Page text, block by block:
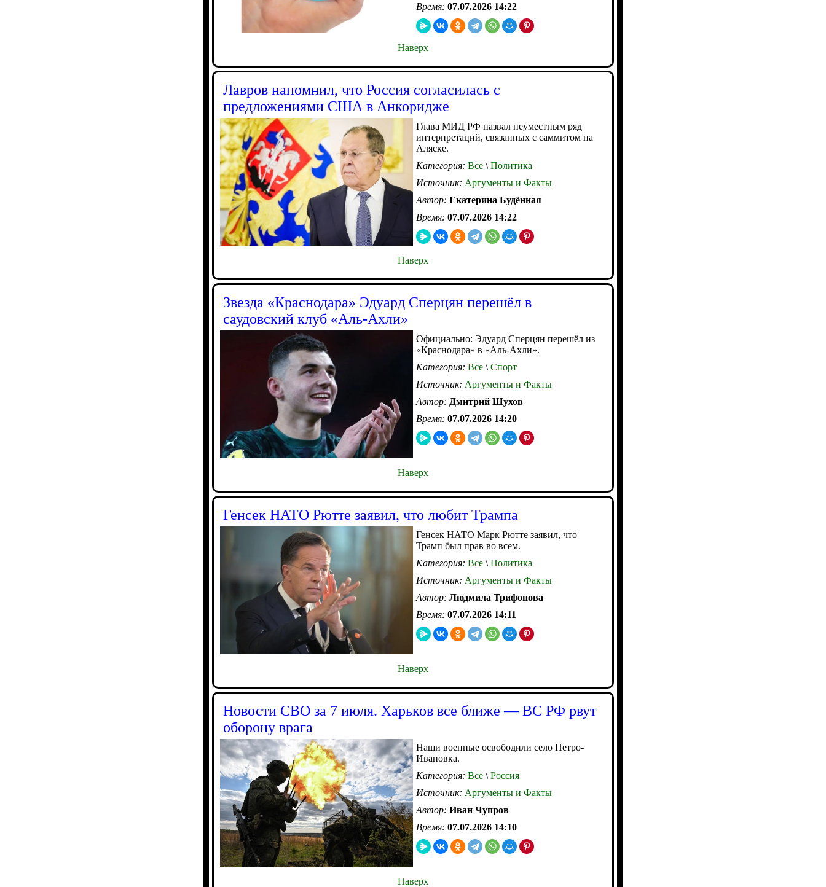
Время: 07.07.2026 14:22
Наверх
Лавров напомнил, что Россия согласилась с
предложениями США в Анкоридже
Глава МИД РФ назвал неуместным ряд
интерпретаций, связанных с саммитом на
Аляске.
Категория: Все \ Политика
Источник: Аргументы и Факты
Автор: Екатерина Будённая
Время: 07.07.2026 14:22
Наверх
Звезда «Краснодара» Эдуард Сперцян перешёл в
саудовский клуб «Аль-Ахли»
Официально: Эдуард Сперцян перешёл из
«Краснодара» в «Аль-Ахли».
Категория: Все \ Спорт
Источник: Аргументы и Факты
Автор: Дмитрий Шухов
Время: 07.07.2026 14:20
Наверх
Генсек НАТО Рютте заявил, что любит Трампа
Генсек НАТО Марк Рютте заявил, что
Трамп был прав во всем.
Категория: Все \ Политика
Источник: Аргументы и Факты
Автор: Людмила Трифонова
Время: 07.07.2026 14:11
Наверх
Новости СВО за 7 июля. Харьков все ближе — ВС РФ рвут
оборону врага
Наши военные освободили село Петро-
Ивановка.
Категория: Все \ Россия
Источник: Аргументы и Факты
Автор: Иван Чупров
Время: 07.07.2026 14:10
Наверх